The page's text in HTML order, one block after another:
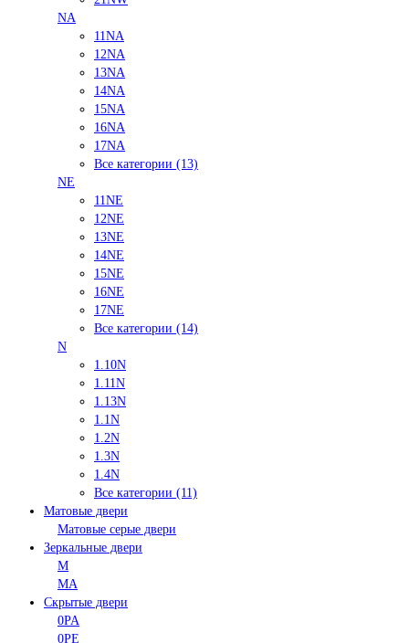
NA
11NA
12NA
13NA
14NA
15NA
16NA
17NA
Все категории (13)
NE
11NE
12NE
13NE
14NE
15NE
16NE
17NE
Все категории (14)
N
1.10N
1.11N
1.13N
1.1N
1.2N
1.3N
1.4N
Все категории (11)
Матовые двери
Матовые серые двери
Зеркальные двери
M
MA
Скрытые двери
0PA
0PE